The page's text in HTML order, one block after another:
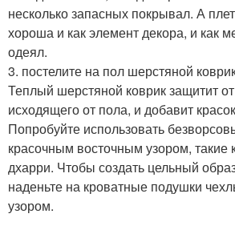
несколько запасных покрывал. А
хороша и как элемент декора, и как
одеял.
3. постелите на пол шерстяной
Теплый шерстяной коврик защитит
исходящего от пола, и добавит
Попробуйте использовать
красочным восточным узором, такие
дхарри. Чтобы создать цельный
наденьте на кроватные подушки
узором.